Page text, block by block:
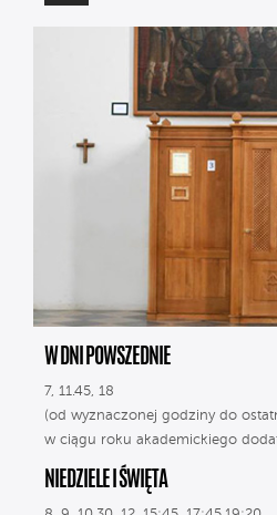
W DNI POWSZEDNIE
7, 11.45, 18
(od wyznaczonej godziny do
w ciągu roku akademickiego
NIEDZIELE I ŚWIĘTA